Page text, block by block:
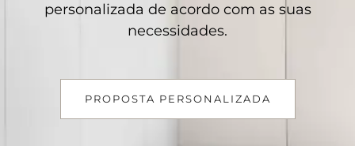
personalizada de acordo com as suas
necessidades.
PROPOSTA PERSONALIZADA